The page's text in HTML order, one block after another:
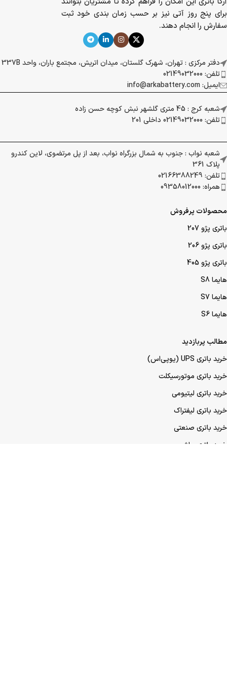
برای پنج روز آتی نیز بر حسب زمان بندی خود ثبت
سفارش را انجام دهند.
دفتر مرکزی : تهران، شهرک گلستان، میدان اتریش، مجتمع باران، واحد 337B
تلفن: 02149032000
ایمیل: info@arkabattery.com
شعبه کرج : 45 متری گلشهر نبش کوچه حسن زاده
تلفن: 02149032000 داخلی 201
شعبه نواب : جنوب به شمال بزرگراه نواب، بعد از پل مرتضوی، لاین کندرو
پلاک 361
تلفن: 02166388249
همراه: 09358012000
محصولات پرفروش
باتری پژو 207
باتری پژو 206
باتری پژو 405
هایما S8
هایما S7
هایما S6
مطالب پربازدید
خرید باتری UPS (یو‌پی‌اس)
خرید باتری موتورسیکلت
خرید باتری لیتیومی
خرید باتری لیفتراک
خرید باتری صنعتی
خرید باتری ماشین